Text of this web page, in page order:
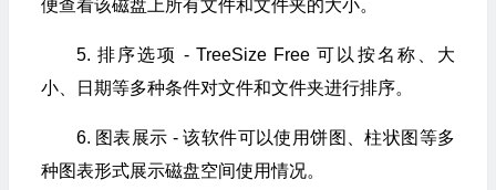
便查看该磁盘上所有文件和文件夹的大小。
5. 排序选项 - TreeSize Free 可以按名称、大
小、日期等多种条件对文件和文件夹进行排序。
6. 图表展示 - 该软件可以使用饼图、柱状图等多
种图表形式展示磁盘空间使用情况。